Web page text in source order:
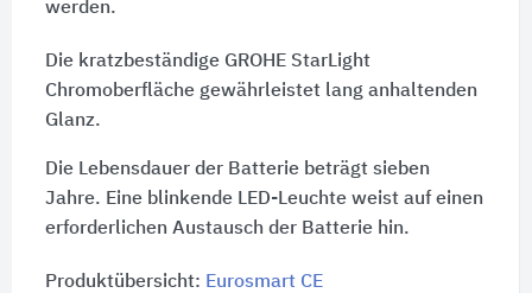
werden.
Die kratzbeständige GROHE StarLight
Chromoberfläche gewährleistet lang anhaltenden
Glanz.
Die Lebensdauer der Batterie beträgt sieben
Jahre. Eine blinkende LED-Leuchte weist auf einen
erforderlichen Austausch der Batterie hin.
Produktübersicht: Eurosmart CE